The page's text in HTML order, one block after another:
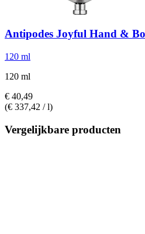
Antipodes Joyful Hand &
120 ml
120 ml
€ 40,49
(€ 337,42 / l)
Vergelijkbare producten